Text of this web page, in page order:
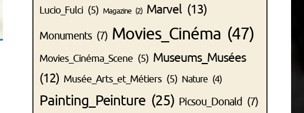
Lucio_Fulci (5) Magazine(2) Marvel(13)
Monuments(7) Movies_Cinéma (47)
Movies_Cinéma_Scene (5) Museums_Musées
(12) Musée_Arts_et_Métiers (5) Nature (4)
Painting_Peinture(25) Picsou_Donald (7)